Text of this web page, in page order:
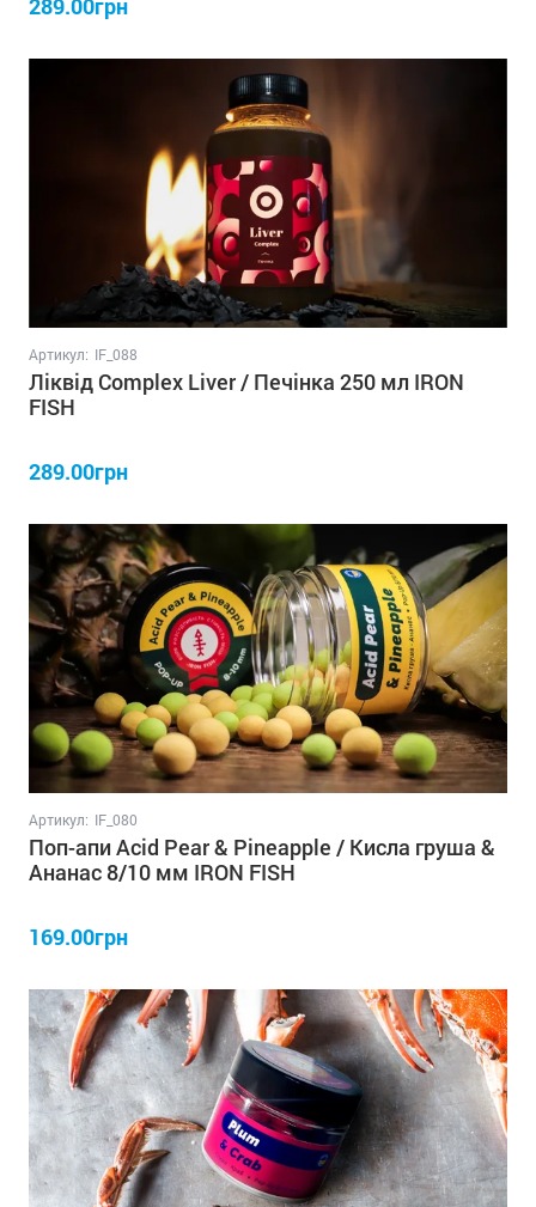
Артикул: IF_088
Ліквід Complex Liver / Печінка 250 мл IRON
FISH
289.00грн
Артикул: IF_080
Поп-апи Acid Pear & Pineapple / Кисла груша &
Ананас 8/10 мм IRON FISH
169.00грн